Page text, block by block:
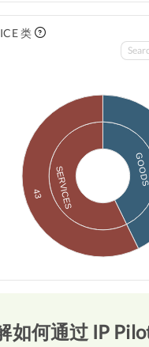
类
GOODS
SERVICES
43
如何通过 IP